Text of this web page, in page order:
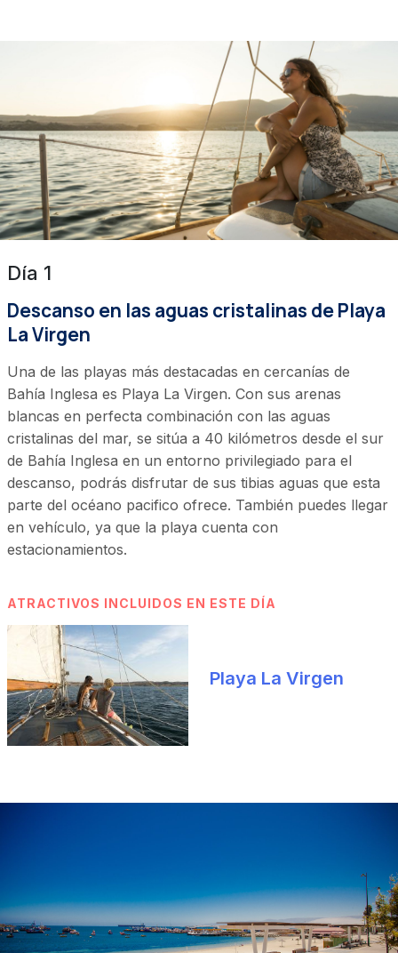
Día 1
Descanso en las aguas cristalinas de Playa
La Virgen
Una de las playas más destacadas en cercanías de
Bahía Inglesa es Playa La Virgen. Con sus arenas
blancas en perfecta combinación con las aguas
cristalinas del mar, se sitúa a 40 kilómetros desde el sur
de Bahía Inglesa en un entorno privilegiado para el
descanso, podrás disfrutar de sus tibias aguas que esta
parte del océano pacifico ofrece. También puedes llegar
en vehículo, ya que la playa cuenta con
estacionamientos.
ATRACTIVOS INCLUIDOS EN ESTE DÍA
Playa La Virgen